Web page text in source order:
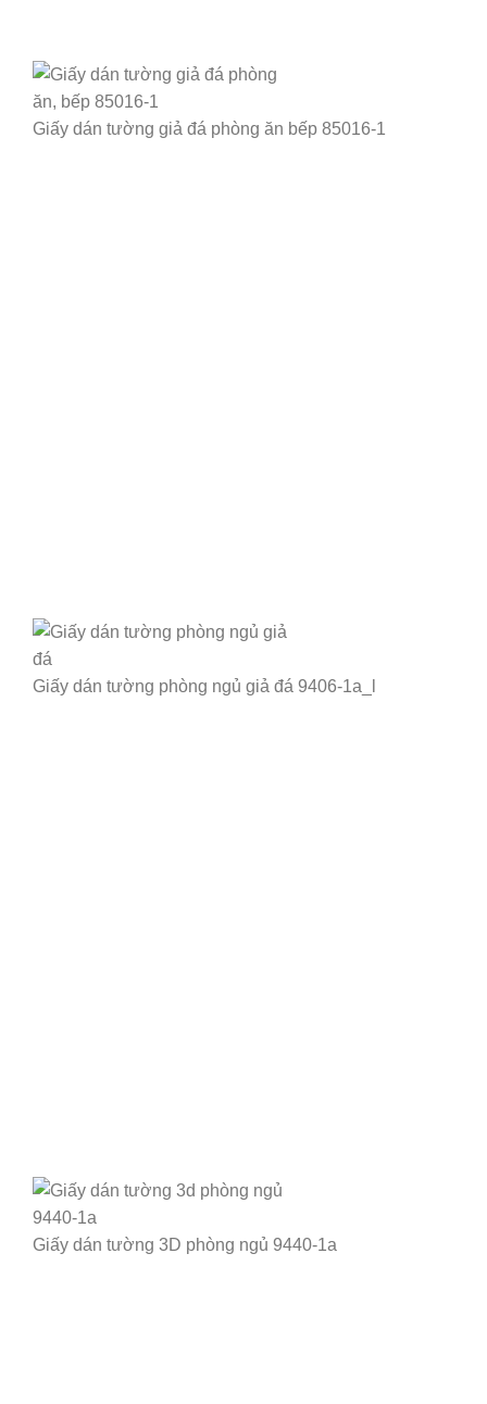
Giấy dán tường giả đá phòng ăn bếp 85016-1
Giấy dán tường phòng ngủ giả đá 9406-1a_l
Giấy dán tường 3D phòng ngủ 9440-1a